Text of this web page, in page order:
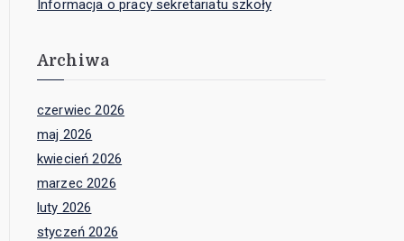
Informacja o pracy sekretariatu szkoły
Archiwa
czerwiec 2026
maj 2026
kwiecień 2026
marzec 2026
luty 2026
styczeń 2026